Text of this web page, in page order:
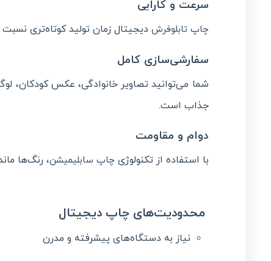
سرعت و کارایی
چاپ تابلوفرش دیجیتال زمان تولید کوتاه‌تری
سفارشی‌سازی کامل
شما می‌توانید تصاویر خانوادگی، عکس کودکان،
جذاب است.
دوام و مقاومت
با استفاده از تکنولوژی چاپ سابلیمیشن، رنگ‌ها
محدودیت‌های چاپ دیجیتال
نیاز به دستگاه‌های پیشرفته و مدرن